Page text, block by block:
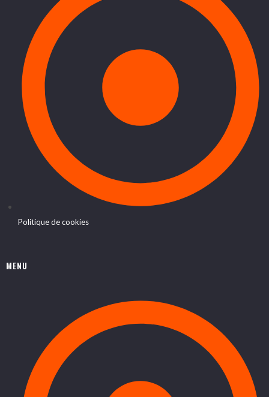
Politique de cookies
MENU